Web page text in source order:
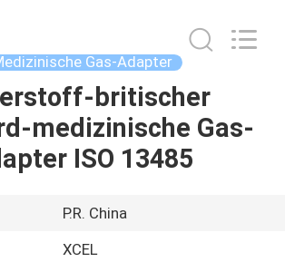
Gas-Adapter
britischer
medizinische Gas-
ISO 13485
P.R. China
XCEL